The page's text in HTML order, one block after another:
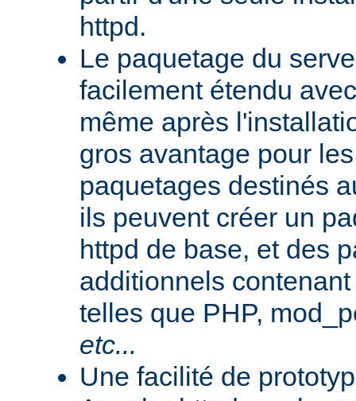
httpd.
Le paquetage du
facilement étendu
même après
gros avantage pour
paquetages destinés
ils peuvent créer un
httpd de base, et des
additionnels
telles que PHP,
etc...
Une facilité de